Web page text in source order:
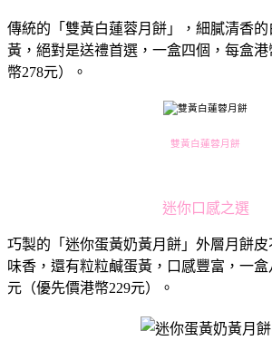
傳統的「雙黃白蓮蓉月餅」，細膩清香
黃，絕對是送禮首選，一盒四個，每盒
幣278元）。
雙黃白蓮蓉月餅
迷你口感之選
巧製的「迷你蛋黃奶黃月餅」外層月餅
味香，還有粒粒鹹蛋黃，口感豐富，一
元（優先價港幣229元）。